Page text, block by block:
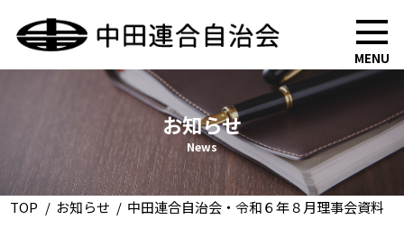
MENU
お知らせ
News
TOP お知らせ 中田連合自治会・令和６年８月理事会資料